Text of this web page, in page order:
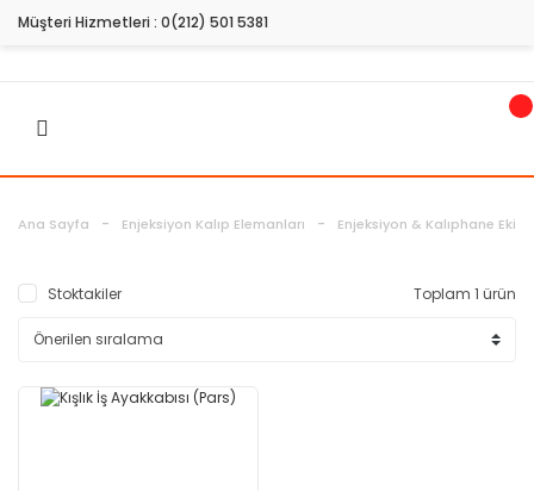
Müşteri Hizmetleri : 0(212) 501 5381
Ana Sayfa Enjeksiyon Kalıp Elemanları Enjeksiyon & Kalıphane
Stoktakiler Toplam 1 ürün